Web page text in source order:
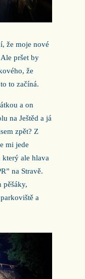
že moje nové
pršet by
že
to začíná.
a on
na Ještěd a já
zpět? Z
mi jede
ale hlava
na Stravě.
pěšáky,
a